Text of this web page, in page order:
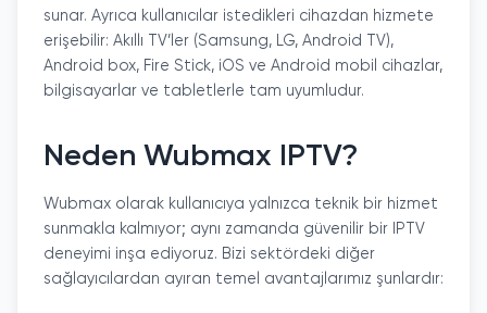
sunar. Ayrıca kullanıcılar istedikleri cihazdan hizmete
erişebilir: Akıllı TV’ler (Samsung, LG, Android TV),
Android box, Fire Stick, iOS ve Android mobil cihazlar,
bilgisayarlar ve tabletlerle tam uyumludur.
Neden Wubmax IPTV?
Wubmax olarak kullanıcıya yalnızca teknik bir hizmet
sunmakla kalmıyor; aynı zamanda güvenilir bir IPTV
deneyimi inşa ediyoruz. Bizi sektördeki diğer
sağlayıcılardan ayıran temel avantajlarımız şunlardır: